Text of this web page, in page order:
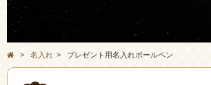
> 名入れ > プレゼント用名入れボールペン